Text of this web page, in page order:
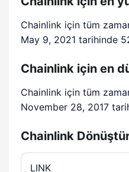
Chainlink için tüm
May 9, 2021 tarihinde
Chainlink için en
Chainlink için tüm
November 28, 2017
Chainlink